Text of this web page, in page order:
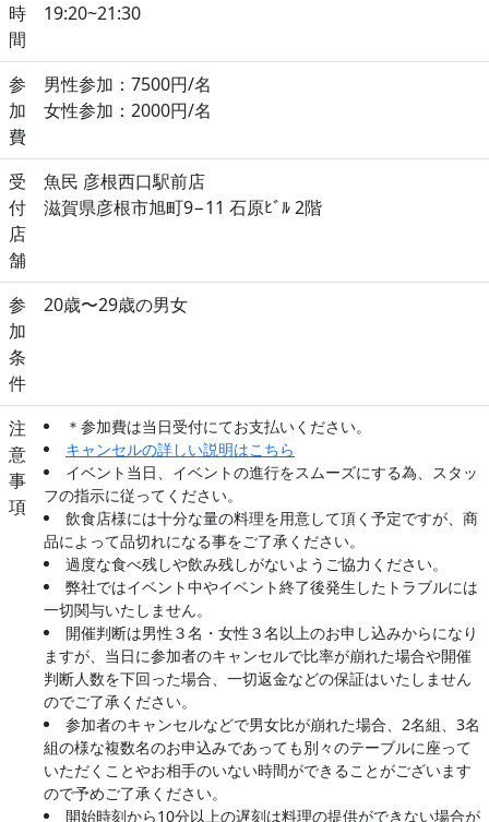
時
間
19:20~21:30
参
加
費
男性参加：7500円/名
女性参加：2000円/名
受
付
店
舗
魚民 彦根西口駅前店
滋賀県彦根市旭町9−11 石原ﾋﾞﾙ 2階
参
加
条
件
20歳〜29歳の男女
注
意
事
項
＊参加費は当日受付にてお支払いください。
キャンセルの詳しい説明はこちら
イベント当日、イベントの進行をスムーズにする為、スタッ
フの指示に従ってください。
飲食店様には十分な量の料理を用意して頂く予定ですが、商
品によって品切れになる事をご了承ください。
過度な食べ残しや飲み残しがないようご協力ください。
弊社ではイベント中やイベント終了後発生したトラブルには
一切関与いたしません。
開催判断は男性３名・女性３名以上のお申し込みからになり
ますが、当日に参加者のキャンセルで比率が崩れた場合や開催
判断人数を下回った場合、一切返金などの保証はいたしません
のでご了承ください。
参加者のキャンセルなどで男女比が崩れた場合、2名組、3名
組の様な複数名のお申込みであっても別々のテーブルに座って
いただくことやお相手のいない時間ができることがございます
ので予めご了承ください。
開始時刻から10分以上の遅刻は料理の提供ができない場合が